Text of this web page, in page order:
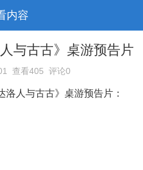
内容
与古古》桌游预告片
查看405 评论0
人与古古》桌游预告片：